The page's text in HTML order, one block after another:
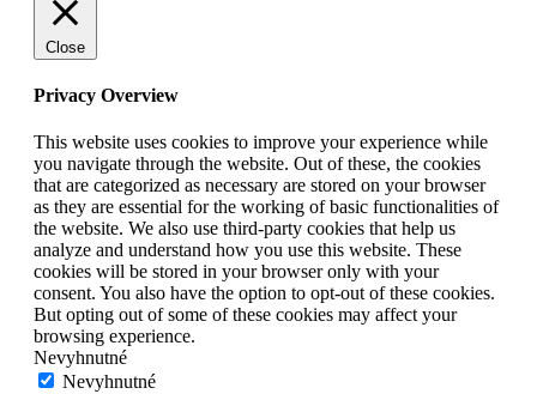
Close
Privacy Overview
This website uses cookies to improve your experience while
you navigate through the website. Out of these, the cookies
that are categorized as necessary are stored on your browser
as they are essential for the working of basic functionalities of
the website. We also use third-party cookies that help us
analyze and understand how you use this website. These
cookies will be stored in your browser only with your
consent. You also have the option to opt-out of these cookies.
But opting out of some of these cookies may affect your
browsing experience.
Nevyhnutné
Nevyhnutné